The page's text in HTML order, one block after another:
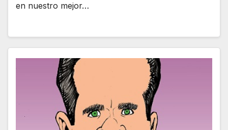
en nuestro mejor…